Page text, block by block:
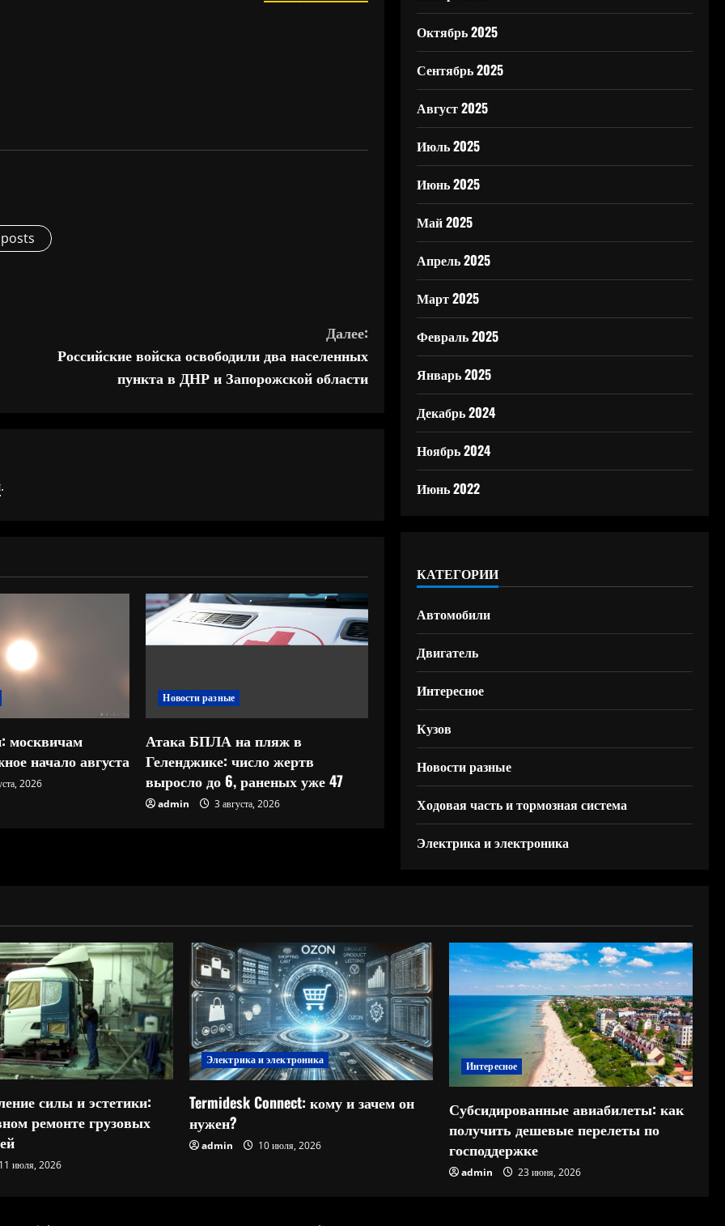
Далее:
Российские войска освободили два населенных
пункта в ДНР и Запорожской области
.
москвичам
начало августа
2026
Новости разные
Атака БПЛА на пляж в
Геленджике: число жертв
выросло до 6, раненых уже 47
admin 3 августа, 2026
Октябрь 2025
Сентябрь 2025
Август 2025
Июль 2025
Июнь 2025
Май 2025
Апрель 2025
Март 2025
Февраль 2025
Январь 2025
Декабрь 2024
Ноябрь 2024
Июнь 2022
КАТЕГОРИИ
Автомобили
Двигатель
Интересное
Кузов
Новости разные
Ходовая часть и тормозная система
Электрика и электроника
силы и эстетики:
ремонте грузовых
11 июля, 2026
Электрика и электроника
Termidesk Connect: кому и зачем он
нужен?
admin 10 июля, 2026
Интересное
Субсидированные авиабилеты: как
получить дешевые перелеты по
господдержке
admin 23 июня, 2026